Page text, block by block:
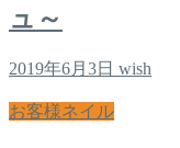
ュ～
2019年6月3日 wish
お客様ネイル